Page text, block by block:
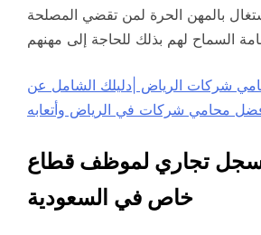
بالمهن الحرة لمن تقضي المصلحة
شركات الرياض |دليلك الشامل عن
محامي شركات في الرياض وأتعابه
تجاري لموظف قطاع
خاص في السعودية